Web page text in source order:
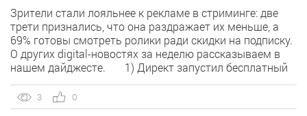
Зрители стали лояльнее к рекламе в стриминге: две
трети признались, что она раздражает их меньше, а
69% готовы смотреть ролики ради скидки на подписку.
О других digital-новостях за неделю рассказываем в
нашем дайджесте. 1) Директ запустил бесплатный
встроенный динамический коллтрекинг — без доплат и
интеграций со сторонними сервисами. […]
3 0